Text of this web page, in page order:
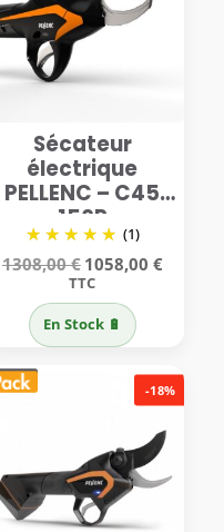
Sécateur
électrique
PELLENC – C45
150P
(1)
1308,00€ Le
prix
était :
1308,00 €.
1058,00 €Le
TTC
En Stock 🔋
-18%